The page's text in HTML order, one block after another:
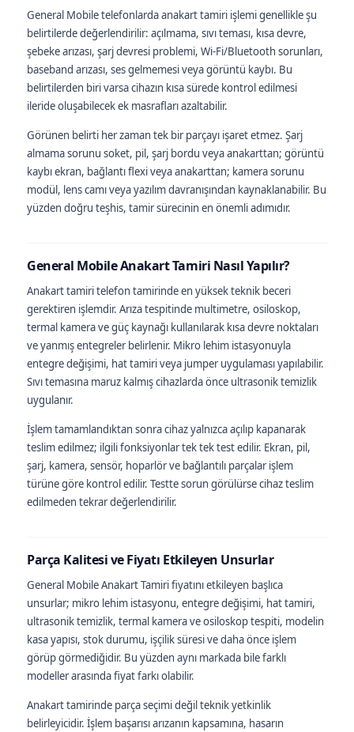
General Mobile telefonlarda anakart tamiri işlemi genellikle şu
belirtilerde değerlendirilir: açılmama, sıvı teması, kısa devre,
şebeke arızası, şarj devresi problemi, Wi-Fi/Bluetooth sorunları,
baseband arızası, ses gelmemesi veya görüntü kaybı. Bu
belirtilerden biri varsa cihazın kısa sürede kontrol edilmesi
ileride oluşabilecek ek masrafları azaltabilir.
Görünen belirti her zaman tek bir parçayı işaret etmez. Şarj
almama sorunu soket, pil, şarj bordu veya anakarttan; görüntü
kaybı ekran, bağlantı flexi veya anakarttan; kamera sorunu
modül, lens camı veya yazılım davranışından kaynaklanabilir. Bu
yüzden doğru teşhis, tamir sürecinin en önemli adımıdır.
General Mobile Anakart Tamiri Nasıl Yapılır?
Anakart tamiri telefon tamirinde en yüksek teknik beceri
gerektiren işlemdir. Arıza tespitinde multimetre, osiloskop,
termal kamera ve güç kaynağı kullanılarak kısa devre noktaları
ve yanmış entegreler belirlenir. Mikro lehim istasyonuyla
entegre değişimi, hat tamiri veya jumper uygulaması yapılabilir.
Sıvı temasına maruz kalmış cihazlarda önce ultrasonik temizlik
uygulanır.
İşlem tamamlandıktan sonra cihaz yalnızca açılıp kapanarak
teslim edilmez; ilgili fonksiyonlar tek tek test edilir. Ekran, pil,
şarj, kamera, sensör, hoparlör ve bağlantılı parçalar işlem
türüne göre kontrol edilir. Testte sorun görülürse cihaz teslim
edilmeden tekrar değerlendirilir.
Parça Kalitesi ve Fiyatı Etkileyen Unsurlar
General Mobile Anakart Tamiri fiyatını etkileyen başlıca
unsurlar; mikro lehim istasyonu, entegre değişimi, hat tamiri,
ultrasonik temizlik, termal kamera ve osiloskop tespiti, modelin
kasa yapısı, stok durumu, işçilik süresi ve daha önce işlem
görüp görmediğidir. Bu yüzden aynı markada bile farklı
modeller arasında fiyat farkı olabilir.
Anakart tamirinde parça seçimi değil teknik yetkinlik
belirleyicidir. İşlem başarısı arızanın kapsamına, hasarın